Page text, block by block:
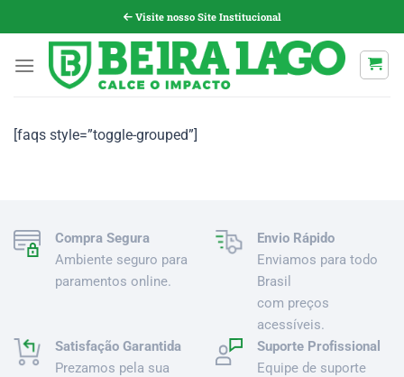
para
conteúdo
Visite nosso Site Institucional
[faqs style=”toggle-grouped”]
Compra Segura
Ambiente seguro para
paramentos online.
Envio Rápido
Enviamos para todo
Brasil
com preços
acessíveis.
Satisfação Garantida
Prezamos pela sua
Suporte Profissional
Equipe de suporte